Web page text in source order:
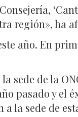
región», ha
año. En
sede de la
pasado y el
a la sede de